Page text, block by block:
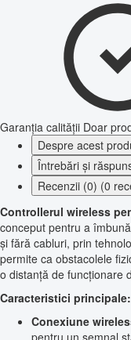
Garanția calității Doar
Despre acest
Întrebări și
Recenzii (0) (0
Controllerul wireless
conceput pentru a
și fără cabluri, prin
permite ca obstacolele
o distanță de funcționare
Caracteristici principale:
Conexiune